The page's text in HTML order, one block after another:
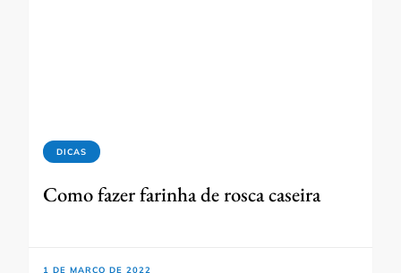
DICAS
Como fazer farinha de rosca caseira
1 DE MARÇO DE 2022